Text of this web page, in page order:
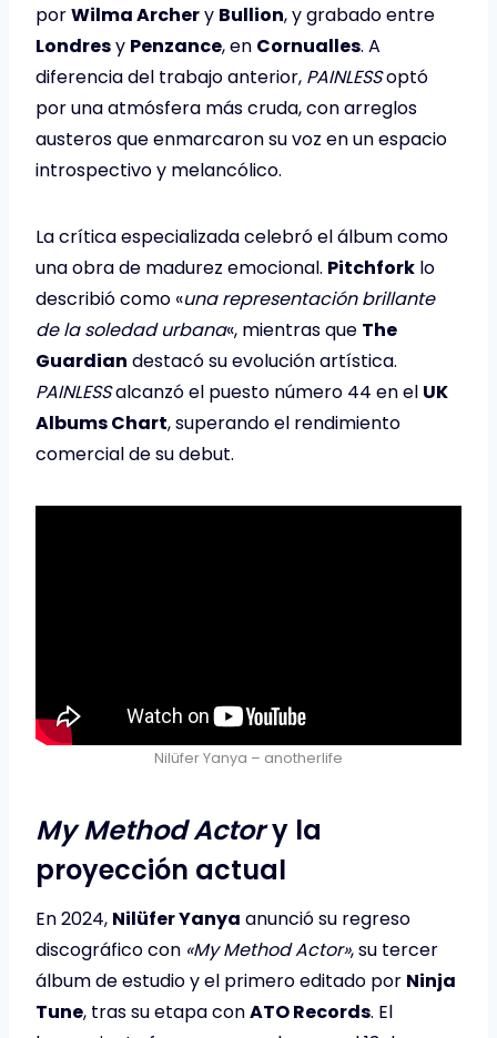
porWilma Archery Bullion, y grabado entre
Londresy Penzance, en Cornualles. A
diferencia del trabajo anterior, PAINLESSoptó
por una atmósfera más cruda, con arreglos
austeros que enmarcaron su voz en un espacio
introspectivo y melancólico.
La crítica especializada celebró el álbum como
una obra de madurez emocional. Pitchfork lo
describió como «una representación brillante
de la soledad urbana«, mientras que The
Guardian destacó su evolución artística.
PAINLESSalcanzó el puesto número 44 en el UK
Albums Chart, superando el rendimiento
comercial de su debut.
Nilüfer Yanya – anotherlife
My Method Actory la
proyección actual
En 2024, Nilüfer Yanya anunció su regreso
discográfico con «My Method Actor», su tercer
álbum de estudio y el primero editado por Ninja
Tune, tras su etapa conATO Records. El